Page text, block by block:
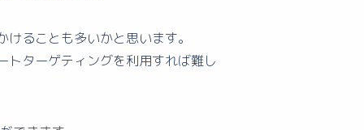
ることも多いかと思います。
ターゲティングを利用すれば難し